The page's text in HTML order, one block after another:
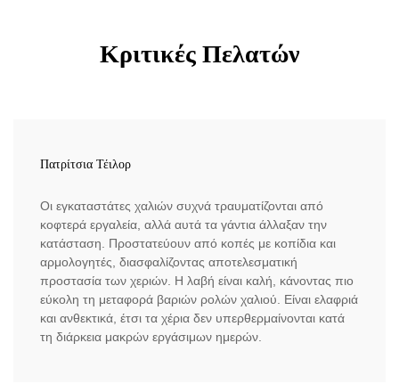
Κριτικές Πελατών
Πατρίτσια Τέιλορ
Οι εγκαταστάτες χαλιών συχνά τραυματίζονται από
κοφτερά εργαλεία, αλλά αυτά τα γάντια άλλαξαν την
κατάσταση. Προστατεύουν από κοπές με κοπίδια και
αρμολογητές, διασφαλίζοντας αποτελεσματική
προστασία των χεριών. Η λαβή είναι καλή, κάνοντας πιο
εύκολη τη μεταφορά βαριών ρολών χαλιού. Είναι ελαφριά
και ανθεκτικά, έτσι τα χέρια δεν υπερθερμαίνονται κατά
τη διάρκεια μακρών εργάσιμων ημερών.